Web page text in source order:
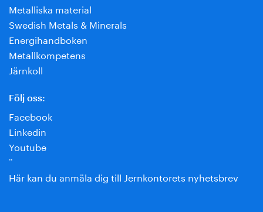
Metalliska material
Swedish Metals & Minerals
Energihandboken
Metallkompetens
Järnkoll
Följ oss:
Facebook
Linkedin
Youtube
¨
Här kan du anmäla dig till Jernkontorets nyhetsbrev